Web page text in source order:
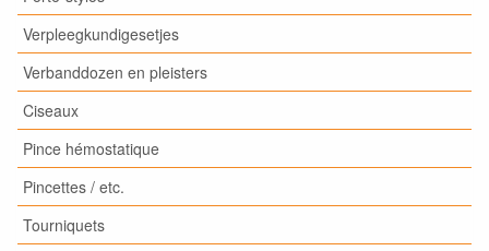
Verpleegkundigesetjes
Verbanddozen en pleisters
Ciseaux
Pince hémostatique
Pincettes / etc.
Tourniquets